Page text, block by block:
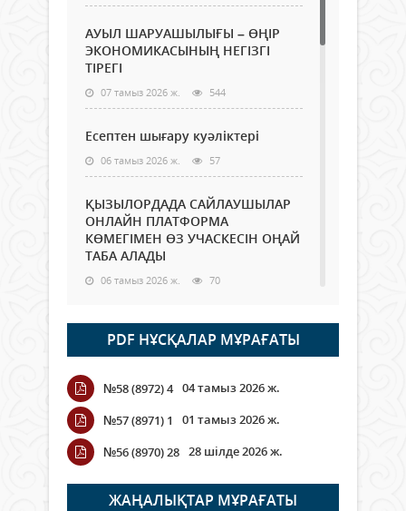
АУЫЛ ШАРУАШЫЛЫҒЫ – ӨҢІР
ЭКОНОМИКАСЫНЫҢ НЕГІЗГІ
ТІРЕГІ
07 тамыз 2026 ж. 544
Есептен шығару куәліктері
06 тамыз 2026 ж. 57
ҚЫЗЫЛОРДАДА САЙЛАУШЫЛАР
ОНЛАЙН ПЛАТФОРМА
КӨМЕГІМЕН ӨЗ УЧАСКЕСІН ОҢАЙ
ТАБА АЛАДЫ
06 тамыз 2026 ж. 70
Open Air: Қызылорда облысы
полиция департаменті 20
мыңнан астам көрерменнің
қауіпсіздігін қамтамасыз етті
06 тамыз 2026 ж.
Wi-Fi ҚАБЫРҒА АРҚЫЛЫ ҚАЛАЙ
ӨТЕДІ?
06 тамыз 2026 ж. 252
PDF НҰСҚАЛАР МҰРАҒАТЫ
№58 (8972) 4 04 тамыз 2026 ж.
№57 (8971) 1
01 тамыз 2026 ж.
№56 (8970) 28 28 шілде 2026 ж.
ЖАҢАЛЫҚТАР МҰРАҒАТЫ